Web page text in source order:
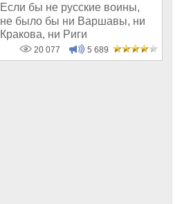
Если бы не русские воины,
не было бы ни Варшавы, ни
Кракова, ни Риги
20 077 5 689